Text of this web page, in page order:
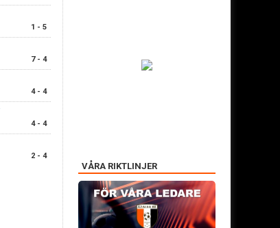
1 - 5
7 - 4
4 - 4
4 - 4
2 - 4
VÅRA RIKTLINJER